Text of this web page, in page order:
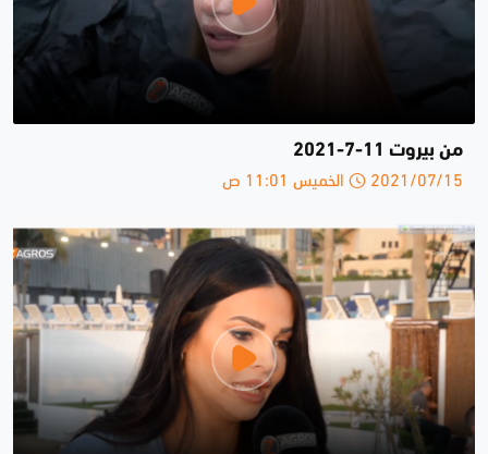
من بيروت 11-7-2021
2021/07/15 الخميس 11:01 ص